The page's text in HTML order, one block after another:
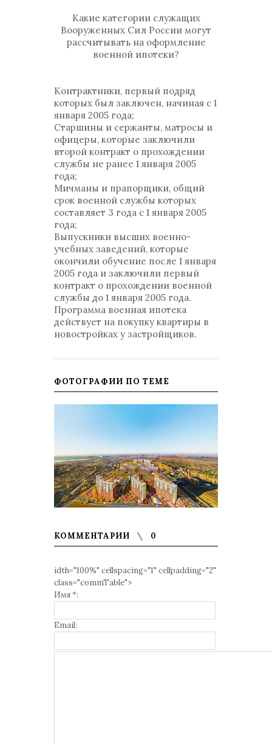
Какие категории служащих
Вооруженных Сил России могут
рассчитывать на оформление
военной ипотеки?
Контрактники, первый подряд
которых был заключен, начиная с 1
января 2005 года;
Старшины и сержанты, матросы и
офицеры, которые заключили
второй контракт о прохождении
службы не ранее 1 января 2005
года;
Мичманы и прапорщики, общий
срок военной службы которых
составляет 3 года с 1 января 2005
года;
Выпускники высших военно-
учебных заведений, которые
окончили обучение после 1 января
2005 года и заключили первый
контракт о прохождении военной
службы до 1 января 2005 года.
Программа военная ипотека
действует на покупку квартиры в
новостройках у застройщиков.
ФОТОГРАФИИ ПО ТЕМЕ
КОММЕНТАРИИ 0
idth="100%" cellspacing="1" cellpadding="2"
class="commTable">
Имя *:
Email: